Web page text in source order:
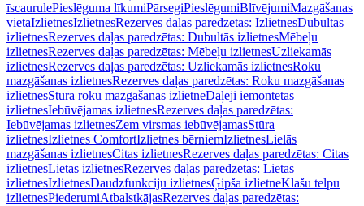
īscaurulePieslēguma līkumiPārsegiPieslēgumiBlīvējumiMazgāšanas
vietaIzlietnesIzlietnesRezerves daļas paredzētas: IzlietnesDubultās
izlietnesRezerves daļas paredzētas: Dubultās izlietnesMēbeļu
izlietnesRezerves daļas paredzētas: Mēbeļu izlietnesUzliekamās
izlietnesRezerves daļas paredzētas: Uzliekamās izlietnesRoku
mazgāšanas izlietnesRezerves daļas paredzētas: Roku mazgāšanas
izlietnesStūra roku mazgāšanas izlietneDaļēji iemontētās
izlietnesIebūvējamas izlietnesRezerves daļas paredzētas:
Iebūvējamas izlietnesZem virsmas iebūvējamasStūra
izlietnesIzlietnes ComfortIzlietnes bērniemIzlietnesLielās
mazgāšanas izlietnesCitas izlietnesRezerves daļas paredzētas: Citas
izlietnesLietās izlietnesRezerves daļas paredzētas: Lietās
izlietnesIzlietnesDaudzfunkciju izlietnesĢipša izlietneKlašu telpu
izlietnesPiederumiAtbalstkājasRezerves daļas paredzētas: